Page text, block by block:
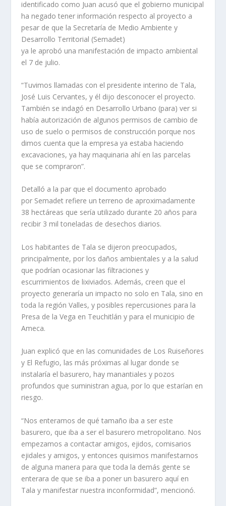
identificado como Juan acusó que el gobierno municipal
ha negado tener información respecto al proyecto a
pesar de que la Secretaría de Medio Ambiente y
Desarrollo Territorial (Semadet)
ya le aprobó una manifestación de impacto ambiental
el 7 de julio.
“Tuvimos llamadas con el presidente interino de Tala,
José Luis Cervantes, y él dijo desconocer el proyecto.
También se indagó en Desarrollo Urbano (para) ver si
había autorización de algunos permisos de cambio de
uso de suelo o permisos de construcción porque nos
dimos cuenta que la empresa ya estaba haciendo
excavaciones, ya hay maquinaria ahí en las parcelas
que se compraron”.
Detalló a la par que el documento aprobado
por Semadet refiere un terreno de aproximadamente
38 hectáreas que sería utilizado durante 20 años para
recibir 3 mil toneladas de desechos diarios.
Los habitantes de Tala se dijeron preocupados,
principalmente, por los daños ambientales y a la salud
que podrían ocasionar las filtraciones y
escurrimientos de lixiviados. Además, creen que el
proyecto generaría un impacto no solo en Tala, sino en
toda la región Valles, y posibles repercusiones para la
Presa de la Vega en Teuchitlán y para el municipio de
Ameca.
Juan explicó que en las comunidades de Los Ruiseñores
y El Refugio, las más próximas al lugar donde se
instalaría el basurero, hay manantiales y pozos
profundos que suministran agua, por lo que estarían en
riesgo.
“Nos enteramos de qué tamaño iba a ser este
basurero, que iba a ser el basurero metropolitano. Nos
empezamos a contactar amigos, ejidos, comisarios
ejidales y amigos, y entonces quisimos manifestarnos
de alguna manera para que toda la demás gente se
enterara de que se iba a poner un basurero aquí en
Tala y manifestar nuestra inconformidad”, mencionó.